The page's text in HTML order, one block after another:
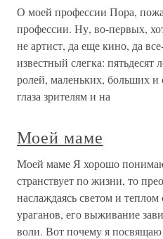
О моей профессии Пора,
профессии. Ну, во-первых,
не артист, да еще кино, да
известный слегка: пятьдесят
ролей, маленьких, больших
глаза зрителям и на
Моей маме
Моей маме Я хорошо
странствует по жизни, то
наслаждаясь светом и
ураганов, его выживание
воли. Вот почему я